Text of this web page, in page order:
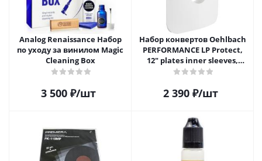
Analog Renaissance Набор
по уходу за винилом Magic
Cleaning Box
3 500₽/шт
Набор конвертов Oehlbach
PERFORMANCE LP Protect,
12" plates inner sleeves,
D1C2611
2 390₽/шт